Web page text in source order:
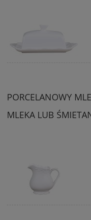
PORCELANOWY
MLEKA LUB